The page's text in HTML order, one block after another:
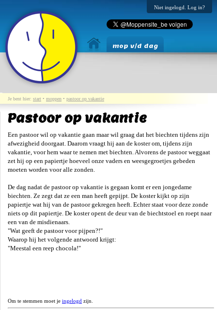
Niet ingelogd. Log in?
mop v/d dag
Je bent hier: start • moppen • pastoor op vakantie
Pastoor op vakantie
Een pastoor wil op vakantie gaan maar wil graag dat het biechten tijdens zijn
afwezigheid doorgaat. Daarom vraagt hij aan de koster om, tijdens zijn
vakantie, voor hem waar te nemen met biechten. Alvorens de pastoor weggaat
zet hij op een papiertje hoeveel onze vaders en weesgegroetjes gebeden
moeten worden voor alle zonden.
De dag nadat de pastoor op vakantie is gegaan komt er een jongedame
biechten. Ze zegt dat ze een man heeft gepijpt. De koster kijkt op zijn
papiertje wat hij van de pastoor gekregen heeft. Echter staat voor deze zonde
niets op dit papiertje. De koster opent de deur van de biechtstoel en roept naar
een van de misdienaars.
"Wat geeft de pastoor voor pijpen?!"
Waarop hij het volgende antwoord krijgt:
"Meestal een reep chocola!"
Om te stemmen moet je ingelogd zijn.